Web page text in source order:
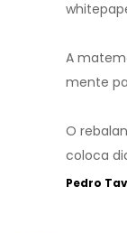
A
mente
O
coloca
Pedro